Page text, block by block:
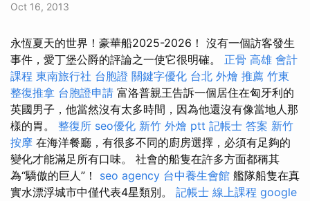
Oct 16, 2013
永恆夏天的世界！豪華船2025-2026！ 沒有一個訪客發生
事件，愛丁堡公爵的評論之一使它很明確。 正骨 高雄 會計
課程 東南旅行社 台胞證 關鍵字優化 台北 外燴 推薦 竹東
整復推拿 台胞證申請 富洛普親王告訴一個居住在匈牙利的
英國男子，他當然沒有太多時間，因為他還沒有像當地人那
樣的胃。 整復所 seo優化 新竹 外燴 ptt 記帳士 答案 新竹
按摩 在海洋餐廳，有很多不同的廚房選擇，必須有足夠的
變化才能滿足所有口味。 社會的船隻在許多方面都稱其
為“驕傲的巨人”！ seo agency 台中養生會館 艦隊船隻在真
實水漂浮城市中僅代表4星類別。 記帳士 線上課程 google